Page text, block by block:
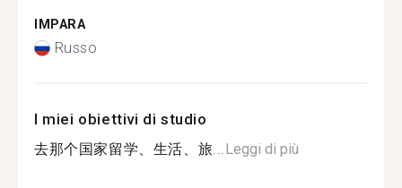
IMPARA
Russo
I miei obiettivi di studio
去那个国家留学、生活、旅...Leggi di più